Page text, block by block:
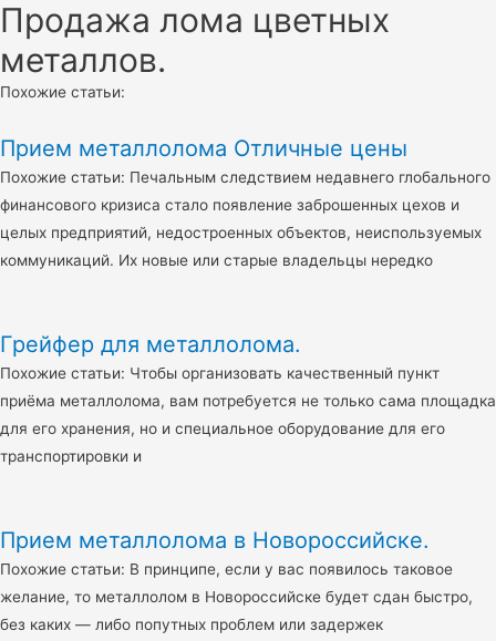
Продажа лома цветных
металлов.
Похожие статьи:
Прием металлолома Отличные цены
Похожие статьи: Печальным следствием недавнего глобального
финансового кризиса стало появление заброшенных цехов и
целых предприятий, недостроенных объектов, неиспользуемых
коммуникаций. Их новые или старые владельцы нередко
Грейфер для металлолома.
Похожие статьи: Чтобы организовать качественный пункт
приёма металлолома, вам потребуется не только сама площадка
для его хранения, но и специальное оборудование для его
транспортировки и
Прием металлолома в Новороссийске.
Похожие статьи: В принципе, если у вас появилось таковое
желание, то металлолом в Новороссийске будет сдан быстро,
без каких — либо попутных проблем или задержек